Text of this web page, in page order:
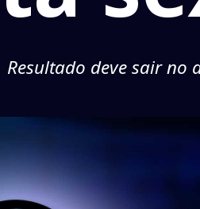
Resultado deve sair no